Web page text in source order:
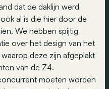
dat de daklijn werd
al is die hier door de
We hebben spijtig
over het design van het
deze zijn afgeplakt
van de Z4.
moeten worden